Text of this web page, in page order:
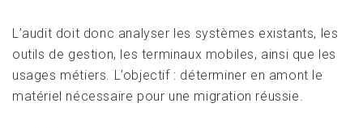
L’audit doit donc analyser les systèmes existants, les
outils de gestion, les terminaux mobiles, ainsi que les
usages métiers. L’objectif : déterminer en amont le
matériel nécessaire pour une migration réussie.